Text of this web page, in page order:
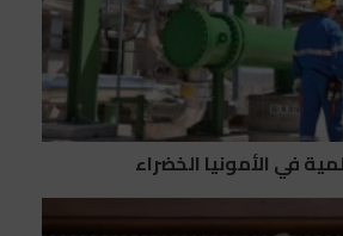
في الأمونيا الخضراء